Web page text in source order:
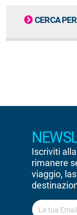
CERCA
Iscriviti
rimanere
viaggio,